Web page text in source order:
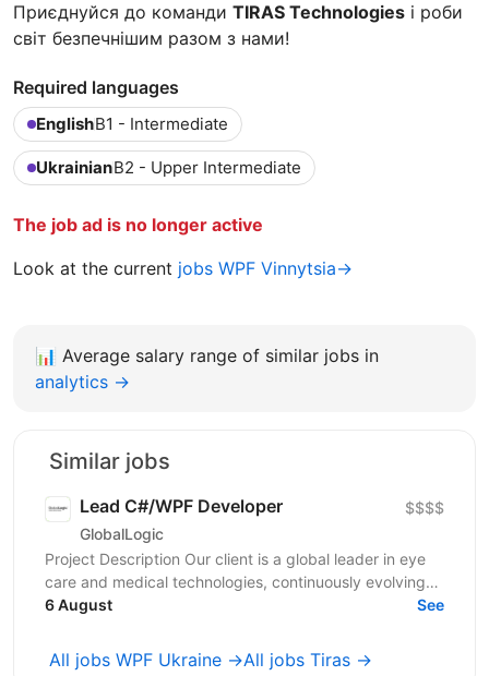
Приєднуйся до команди TIRAS Technologies і роби
світ безпечнішим разом з нами!
Required languages
EnglishB1 - Intermediate
UkrainianB2 - Upper Intermediate
The job ad is no longer active
Look at the current jobs WPF Vinnytsia→
📊 Average salary range of similar jobs in
analytics →
Similar jobs
Lead C#/WPF Developer
GlobalLogic
$$$$
Project Description Our client is a global leader in eye
care and medical technologies, continuously evolving
its medical devices through connectivity...
6 August See
All jobs WPF Ukraine →All jobs Tiras →